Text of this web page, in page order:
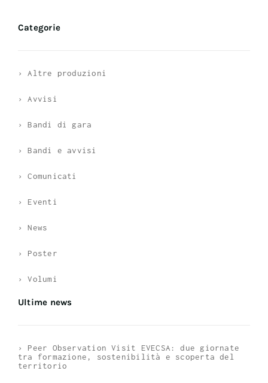
Categorie
› Altre produzioni
› Avvisi
› Bandi di gara
› Bandi e avvisi
› Comunicati
› Eventi
› News
› Poster
› Volumi
Ultime news
› Peer Observation Visit EVECSA: due giornate
tra formazione, sostenibilità e scoperta del
territorio